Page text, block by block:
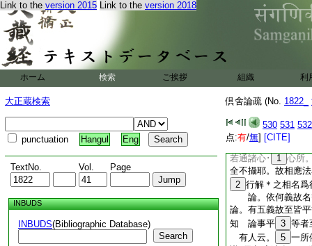
Link to the version 2015 Link to the version 2018
ホーム 検索 ご挨拶 組織 利
大正蔵検索
punctuation Hangul Eng
TextNo. Vol. Page
INBUDS
INBUDS(Bibliographic Database)
Search
倶舍論疏 (No. 1822_
530 531 532
点:有/無] [CITE]
是漏。以同對治總
解或依無間亦説有
過。謂如心･心所
依婆沙影像相非蘊
14 瑜師又云不
法師云非蘊･界･處
攝即是無法。不得
合不攝。既云是慧
若通諸心･
1 心所
全不攝耶。故相應
2 行解＊之相名
論。依何義故名
論。有五義故至皆
知 論事平 3 等者
有人云。
5 一所